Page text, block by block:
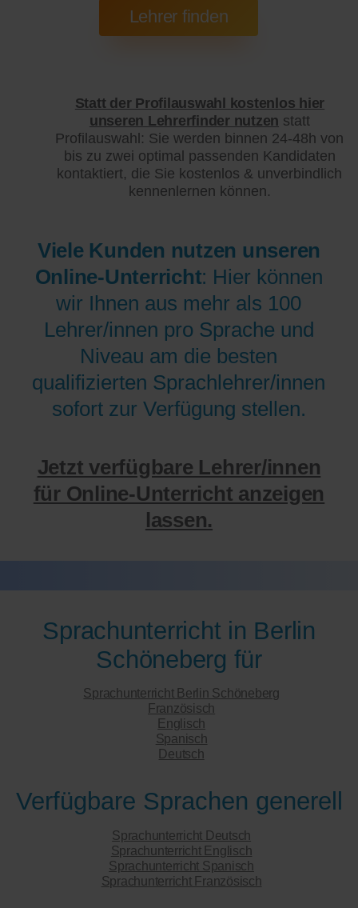
Statt der Profilauswahl kostenlos hier
unseren Lehrerfinder nutzen statt
Profilauswahl: Sie werden binnen 24-48h von
bis zu zwei optimal passenden Kandidaten
kontaktiert, die Sie kostenlos & unverbindlich
kennenlernen können.
Viele Kunden nutzen unseren
Online-Unterricht: Hier können
wir Ihnen aus mehr als 100
Lehrer/innen pro Sprache und
Niveau am die besten
qualifizierten Sprachlehrer/innen
sofort zur Verfügung stellen.
Jetzt verfügbare Lehrer/innen
für Online-Unterricht anzeigen
lassen.
Sprachunterricht in Berlin
Schöneberg für
Sprachunterricht Berlin Schöneberg
Französisch
Englisch
Spanisch
Deutsch
Verfügbare Sprachen generell
Sprachunterricht Deutsch
Sprachunterricht Englisch
Sprachunterricht Spanisch
Sprachunterricht Französisch